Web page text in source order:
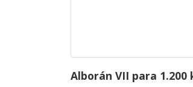
Alborán VII para 1.200